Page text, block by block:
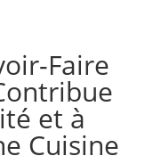
Faire
et à
Cuisine